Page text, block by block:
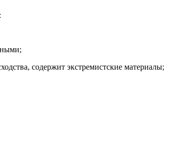
содержит экстремистские материалы;